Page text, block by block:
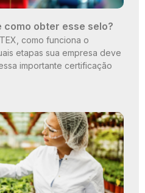
como obter esse selo?
como funciona o
etapas sua empresa deve
importante certificação